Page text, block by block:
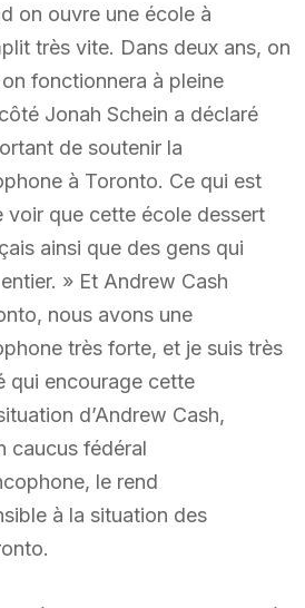
on ouvre une école à
très vite. Dans deux ans, on
fonctionnera à pleine
Jonah Schein a déclaré
de soutenir la
à Toronto. Ce qui est
voir que cette école dessert
ainsi que des gens qui
» Et Andrew Cash
nous avons une
très forte, et je suis très
qui encourage cette
d’Andrew Cash,
caucus fédéral
le rend
à la situation des